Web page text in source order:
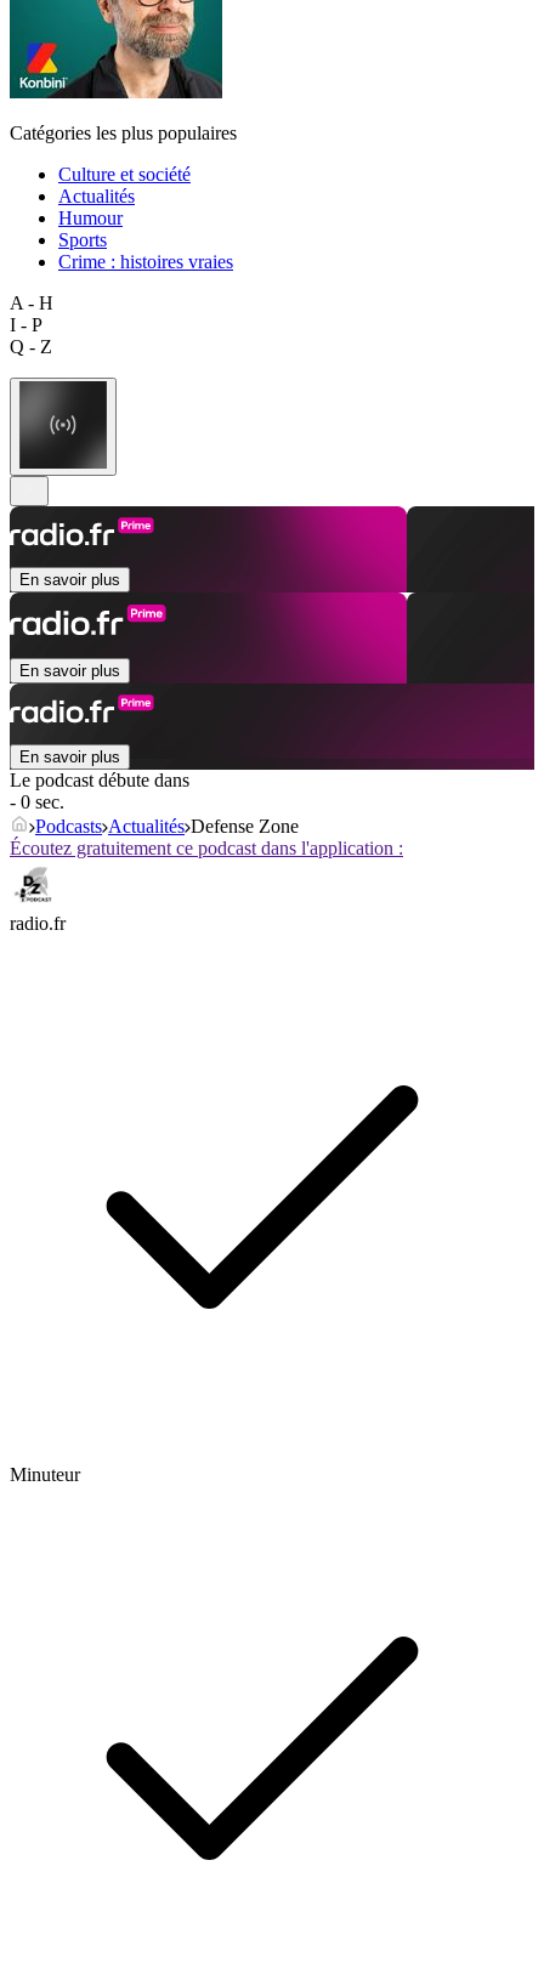
Catégories les plus populaires
Culture et société
Actualités
Humour
Sports
Crime : histoires vraies
A - H
I - P
Q - Z
En savoir plus
En savoir plus
En savoir plus
Le podcast débute dans
- 0 sec.
Podcasts Actualités Defense Zone
Écoutez gratuitement ce podcast dans l'application :
radio.fr
Minuteur